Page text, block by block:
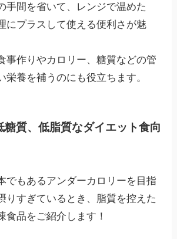
手間を省いて、レンジで温めた
にプラスして使える便利さが魅
事作りやカロリー、糖質などの管
栄養を補うのにも役立ちます。
糖質、低脂質なダイエット食向
でもあるアンダーカロリーを目指
りすぎているとき、脂質を控えた
食品をご紹介します！